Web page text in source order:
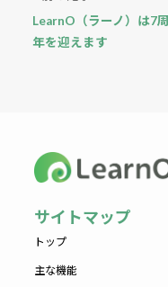
LearnO（ラーノ）は7周
年を迎えます
サイトマップ
トップ
主な機能